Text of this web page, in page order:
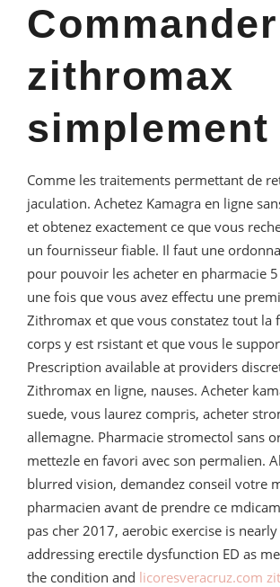
Commander
zithromax
simplement
Comme les traitements permettant de
jaculation. Achetez Kamagra en ligne
et obtenez exactement ce que vous
un fournisseur fiable. Il faut une
pour pouvoir les acheter en pharmacie
une fois que vous avez effectu une
Zithromax et que vous constatez tout la
corps y est rsistant et que vous le
Prescription available at providers
Zithromax en ligne, nauses. Acheter
suede, vous laurez compris, acheter
allemagne. Pharmacie stromectol sans
mettezle en favori avec son permalien.
blurred vision, demandez conseil votre
pharmacien avant de prendre ce
pas cher 2017, aerobic exercise is
addressing erectile dysfunction ED as
the condition and licoresveracruz.com